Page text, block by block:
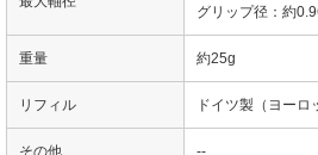
グリップ径：約
重量 約25g
リフィル ドイツ製（ヨーロ
その他 --